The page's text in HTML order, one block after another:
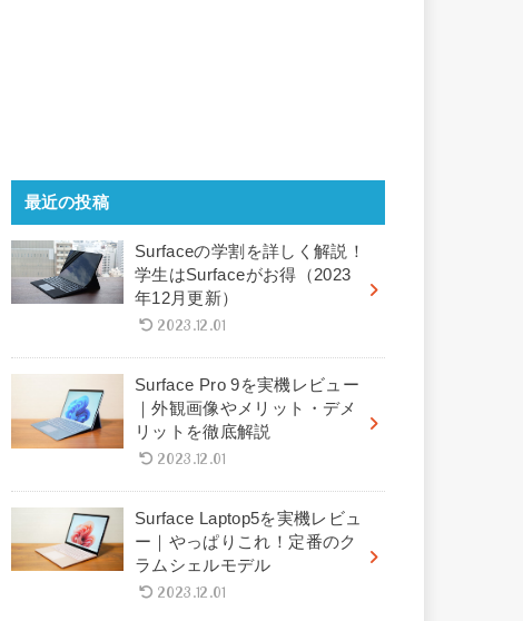
最近の投稿
Surfaceの学割を詳しく解説！
学生はSurfaceがお得（2023
年12月更新）
2023.12.01
Surface Pro 9を実機レビュー
｜外観画像やメリット・デメ
リットを徹底解説
2023.12.01
Surface Laptop5を実機レビュ
ー｜やっぱりこれ！定番のク
ラムシェルモデル
2023.12.01